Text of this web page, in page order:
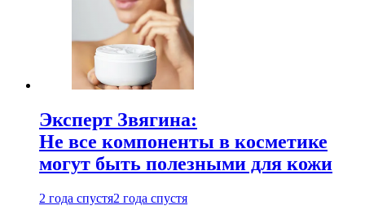
Эксперт Звягина:
Не все компоненты в косметике
могут быть полезными для кожи
2 года спустя2 года спустя